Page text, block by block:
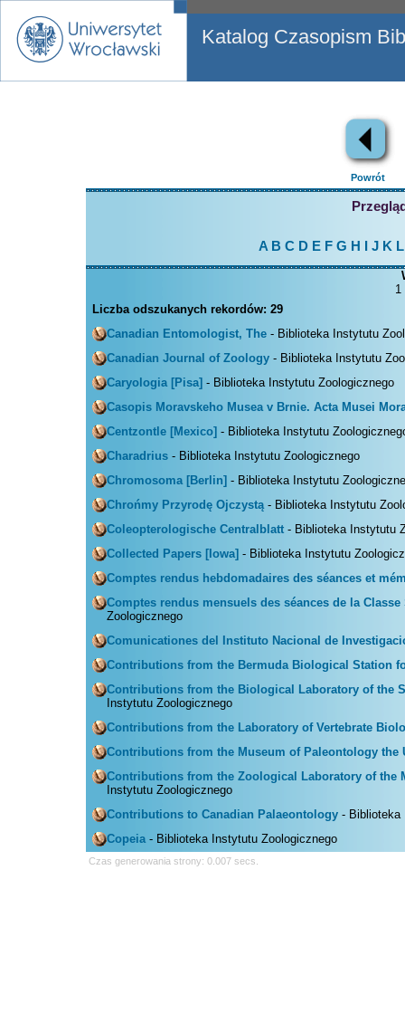
Katalog Czasopism
Powrót
A B C D EFG H J K L
1
Liczba odszukanych rekordów: 29
Canadian Entomologist, The - Biblioteka Instytutu
Canadian Journal of Zoology - Biblioteka Instytutu
Caryologia [Pisa] - Biblioteka Instytutu Zoologicznego
Casopis Moravskeho Musea v Brnie. Acta Musei
Centzontle [Mexico] - Biblioteka Instytutu
Charadrius - Biblioteka Instytutu Zoologicznego
Chromosoma [Berlin] - Biblioteka Instytutu
Chrońmy Przyrodę Ojczystą- Biblioteka Instytutu
Coleopterologische Centralblatt - Biblioteka Instytutu
Collected Papers [Iowa] - Biblioteka Instytutu
Comptes rendus hebdomadaires des séances et
Comptes rendus mensuels des séances de la
Zoologicznego
Comunicationes del Instituto Nacional de
Contributions from the Bermuda Biological Station
Contributions from the Biological Laboratory of the
Instytutu Zoologicznego
Contributions from the Laboratory of Vertebrate
Contributions from the Museum of Paleontology the
Contributions from the Zoological Laboratory of the
Instytutu Zoologicznego
Contributions to Canadian Palaeontology - Biblioteka
Copeia- Biblioteka Instytutu Zoologicznego
Czas generowania strony: 0.007 secs.